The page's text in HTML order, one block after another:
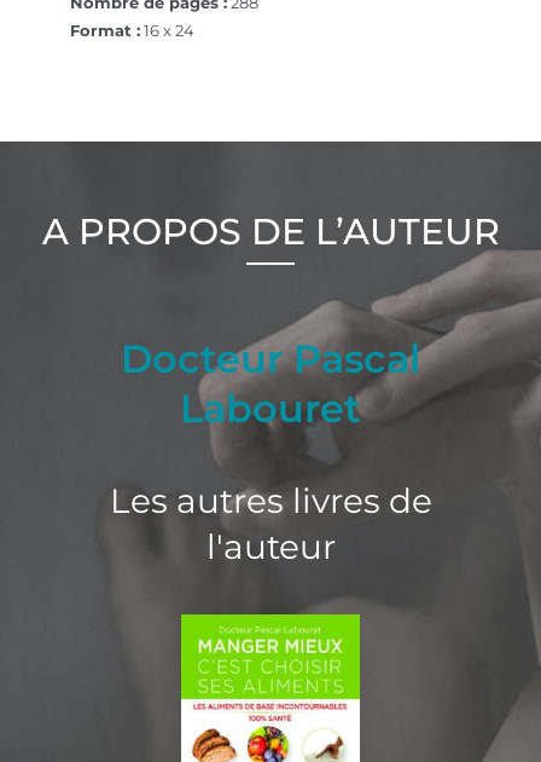
Format :16 x 24
A PROPOS DE L’AUTEUR
Docteur Pascal
Labouret
Les autres livres de
l'auteur